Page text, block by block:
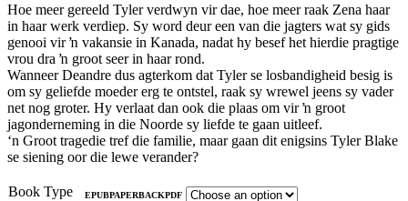
Hoe meer gereeld Tyler verdwyn vir dae, hoe meer raak Zena haar
in haar werk verdiep. Sy word deur een van die jagters wat sy gids
genooi vir ŉ vakansie in Kanada, nadat hy besef het hierdie pragtige
vrou dra ŉ groot seer in haar rond.
Wanneer Deandre dus agterkom dat Tyler se losbandigheid besig is
om sy geliefde moeder erg te ontstel, raak sy wrewel jeens sy vader
net nog groter. Hy verlaat dan ook die plaas om vir ŉ groot
jagonderneming in die Noorde sy liefde te gaan uitleef.
‘n Groot tragedie tref die familie, maar gaan dit enigsins Tyler Blake
se siening oor die lewe verander?
Book Type EPUBPAPERBACKPDF